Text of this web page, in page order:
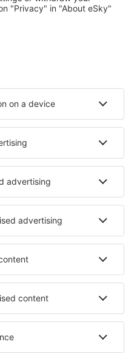
Unterkunft in Kissimmee
in Boone
in Fajã da Ovelha
in Ramla
in Isigny-le-Buat
Crater Lake